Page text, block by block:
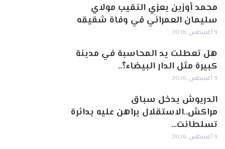
محمد أوزين يعزي النقيب مولاي
سليمان العمراني في وفاة شقيقه
9 أغسطس, 2026
هل تعطلت يد المحاسبة في مدينة
كبيرة مثل الدار البيضاء؟..
9 أغسطس, 2026
الدريوش يدخل سباق
مراكش..الاستقلال يراهن عليه بدائرة
تسلطانت…
9 أغسطس, 2026